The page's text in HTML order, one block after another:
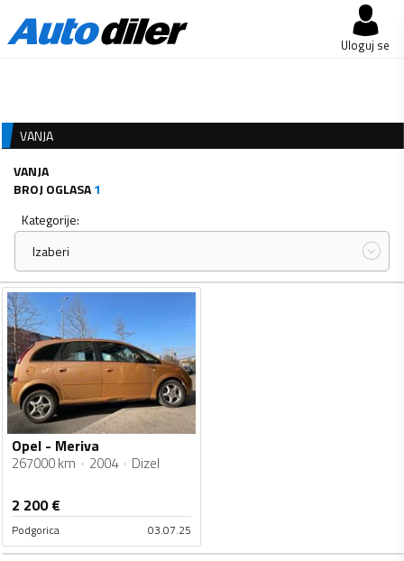
Uloguj se
VANJA
VANJA
BROJ OGLASA1
Kategorije:
Izaberi
Opel - Meriva
267000 km 2004 Dizel
2 200€
Podgorica 03.07.25